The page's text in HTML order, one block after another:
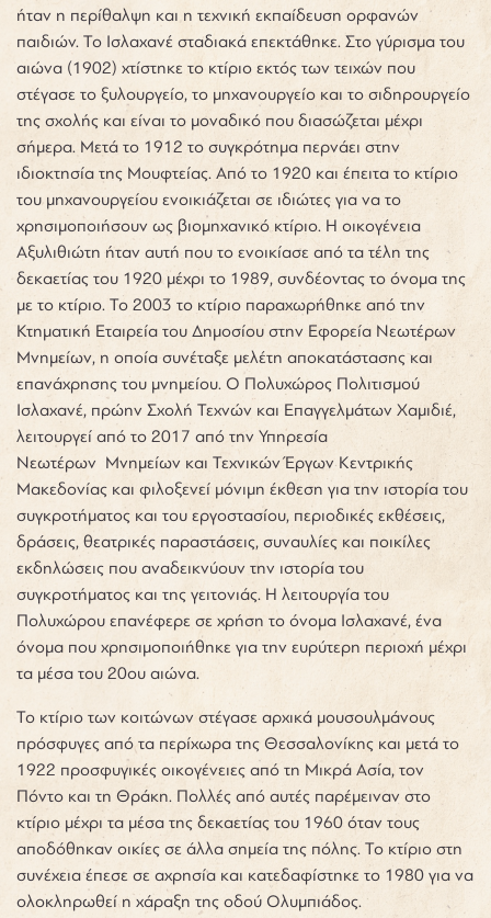
ήταν η περίθαλψη και η τεχνική εκπαίδευση ορφανών
παιδιών. Το Ισλαχανέ σταδιακά επεκτάθηκε. Στο γύρισμα του
αιώνα (1902) χτίστηκε το κτίριο εκτός των τειχών που
στέγασε το ξυλουργείο, το μηχανουργείο και το σιδηρουργείο
της σχολής και είναι το μοναδικό που διασώζεται μέχρι
σήμερα. Μετά το 1912 το συγκρότημα περνάει στην
ιδιοκτησία της Μουφτείας. Από το 1920 και έπειτα το κτίριο
του μηχανουργείου ενοικιάζεται σε ιδιώτες για να το
χρησιμοποιήσουν ως βιομηχανικό κτίριο. Η οικογένεια
Αξυλιθιώτη ήταν αυτή που το ενοικίασε από τα τέλη της
δεκαετίας του 1920 μέχρι το 1989, συνδέοντας το όνομα της
με το κτίριο. Το 2003 το κτίριο παραχωρήθηκε από την
Κτηματική Εταιρεία του Δημοσίου στην Εφορεία Νεωτέρων
Μνημείων, η οποία συνέταξε μελέτη αποκατάστασης και
επανάχρησης του μνημείου. Ο Πολυχώρος Πολιτισμού
Ισλαχανέ, πρώην Σχολή Τεχνών και Επαγγελμάτων Χαμιδιέ,
λειτουργεί από το 2017 από την Υπηρεσία
Νεωτέρων Μνημείων και Τεχνικών Έργων Κεντρικής
Μακεδονίας και φιλοξενεί μόνιμη έκθεση για την ιστορία του
συγκροτήματος και του εργοστασίου, περιοδικές εκθέσεις,
δράσεις, θεατρικές παραστάσεις, συναυλίες και ποικίλες
εκδηλώσεις που αναδεικνύουν την ιστορία του
συγκροτήματος και της γειτονιάς. Η λειτουργία του
Πολυχώρου επανέφερε σε χρήση το όνομα Ισλαχανέ, ένα
όνομα που χρησιμοποιήθηκε για την ευρύτερη περιοχή μέχρι
τα μέσα του 20ου αιώνα.
Το κτίριο των κοιτώνων στέγασε αρχικά μουσουλμάνους
πρόσφυγες από τα περίχωρα της Θεσσαλονίκης και μετά το
1922 προσφυγικές οικογένειες από τη Μικρά Ασία, τον
Πόντο και τη Θράκη. Πολλές από αυτές παρέμειναν στο
κτίριο μέχρι τα μέσα της δεκαετίας του 1960 όταν τους
αποδόθηκαν οικίες σε άλλα σημεία της πόλης. Το κτίριο στη
συνέχεια έπεσε σε αχρησία και κατεδαφίστηκε το 1980 για να
ολοκληρωθεί η χάραξη της οδού Ολυμπιάδος.